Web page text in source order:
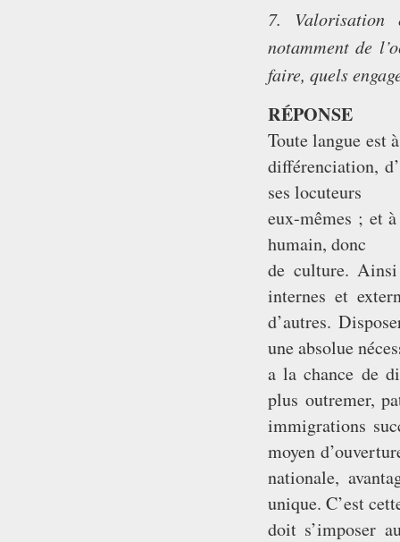
7. Valorisation
notamment de
faire, quels
RÉPONSE
Toute langue est
différenciation,
ses locuteurs
eux-mêmes ; et
humain, donc
de culture.
internes et
d’autres.
une absolue
a la chance de
plus outremer,
immigrations
moyen
nationale,
unique. C’est
doit s’imposer